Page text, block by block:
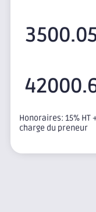
Honoraires: 15% HT
charge du preneur